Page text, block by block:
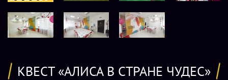
КВЕСТ «АЛИСА В СТРАНЕ ЧУДЕС»